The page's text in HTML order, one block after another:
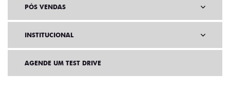
PÓS VENDAS
INSTITUCIONAL
AGENDE UM TEST DRIVE